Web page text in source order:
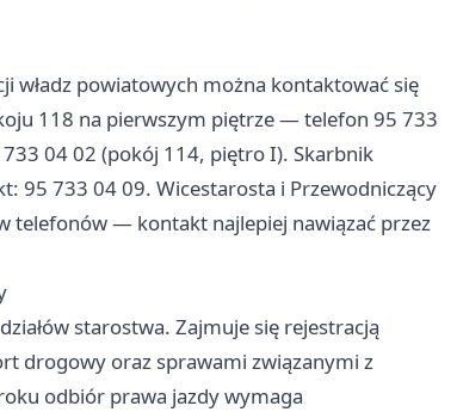
władz powiatowych można kontaktować się
118 na pierwszym piętrze — telefon 95 733
04 02 (pokój 114, piętro I). Skarbnik
95 733 04 09. Wicestarosta i Przewodniczący
telefonów — kontakt najlepiej nawiązać przez
starostwa. Zajmuje się rejestracją
drogowy oraz sprawami związanymi z
odbiór prawa jazdy wymaga